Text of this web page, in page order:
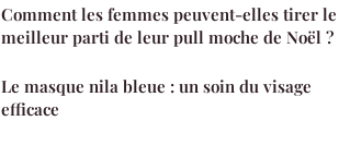
Comment les femmes peuvent-elles tirer le
meilleur parti de leur pull moche de Noël ?
Le masque nila bleue : un soin du visage
efficace